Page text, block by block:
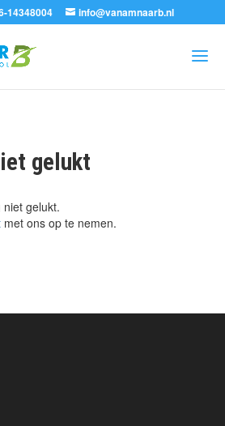
14348004 info@vanamnaarb.nl
gelukt
gelukt.
met ons op te nemen.